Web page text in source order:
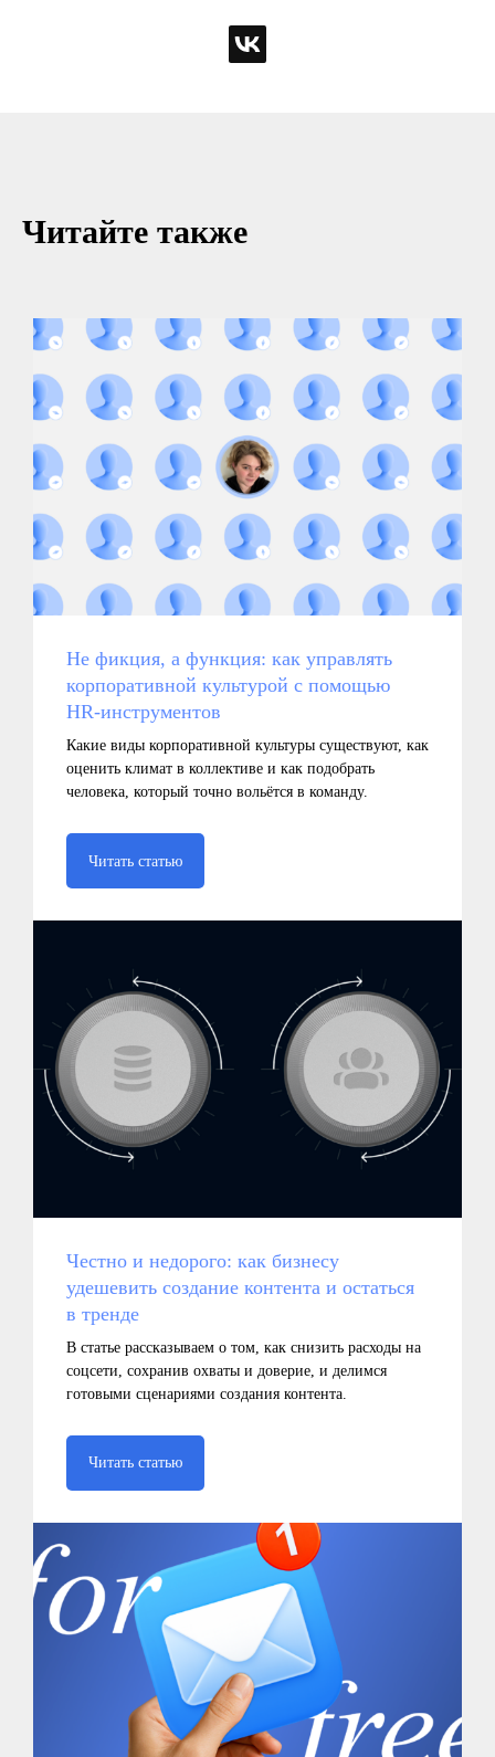
Читайте также
Не фикция, а функция: как управлять
корпоративной культурой с помощью
HR-инструментов
Какие виды корпоративной культуры существуют, как
оценить климат в коллективе и как подобрать
человека, который точно вольётся в команду.
Читать статью
Честно и недорого: как бизнесу
удешевить создание контента и остаться
в тренде
В статье рассказываем о том, как снизить расходы на
соцсети, сохранив охваты и доверие, и делимся
готовыми сценариями создания контента.
Читать статью
Zen Mobile Agency
Registratura
iSEO
Навигация
© Сайт icontextgroup.ru
Политика обработки персональных данных
Статьи
Исследования
Стать автором
Компании
Пишите на почту
sales@icontextgroup.ru
Звоните по телефону
Приезжайте в гости
г. Москва, ул. Новослободская, д. 16